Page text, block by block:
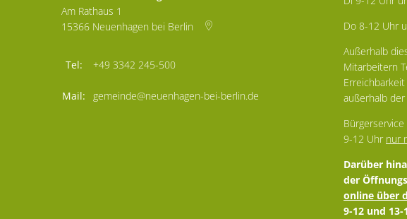
Am Rathaus 1
15366 Neuenhagen bei Berlin
+49 3342 245-500
gemeinde@neuenhagen-bei-berlin.de
Do 8-12 Uhr
Außerhalb
Mitarbeitern
außerhalb
9-12 Uhr nur
Darüber
der
online über
9-12 und